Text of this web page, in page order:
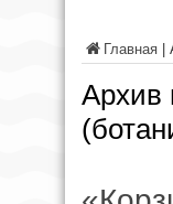
Главная
Архив